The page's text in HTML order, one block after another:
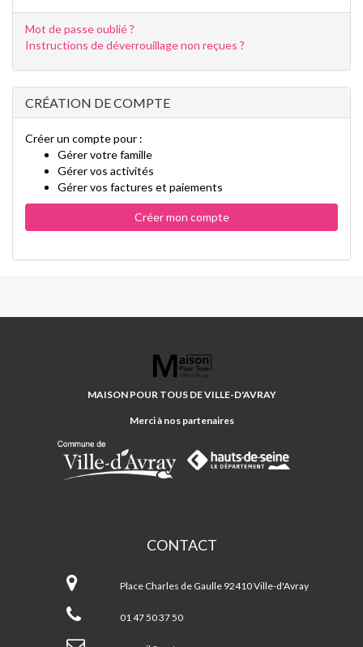
Mot de passe oublié ?
Instructions de déverrouillage non reçues ?
CRÉATION DE COMPTE
Créer un compte pour :
Gérer votre famille
Gérer vos activités
Gérer vos factures et paiements
Créer mon compte
MAISON
POUR
TOUS
VILLE-
MAISON POUR TOUS DE VILLE-D'AVRAY
Merci à nos partenaires
CONTACT
Pour
Tous
Ville-
d'Avray
Place Charles de Gaulle 92410 Ville-d'Avray
01 47 50 37 50